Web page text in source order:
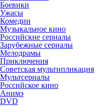
Боевики
Ужасы
Комедии
Музыкальное кино
Российские сериалы
Зарубежные сериалы
Мелодрамы
Приключения
Советская мультипликация
Мультсериалы
Российское кино
Анимэ
DVD